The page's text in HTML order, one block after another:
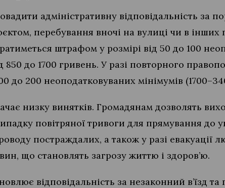
адміністративну відповідальність за
перебування вночі на вулиці чи в інших
штрафом у розмірі від 50 до 100
850 до 1700 гривень. У разі повторного
до 200 неоподатковуваних мінімумів
низку винятків. Громадянам дозволять
повітряної тривоги для прямування до
постраждалих, а також у разі евакуації
що становлять загрозу життю і здоров’ю.
відповідальність за незаконний в’їзд